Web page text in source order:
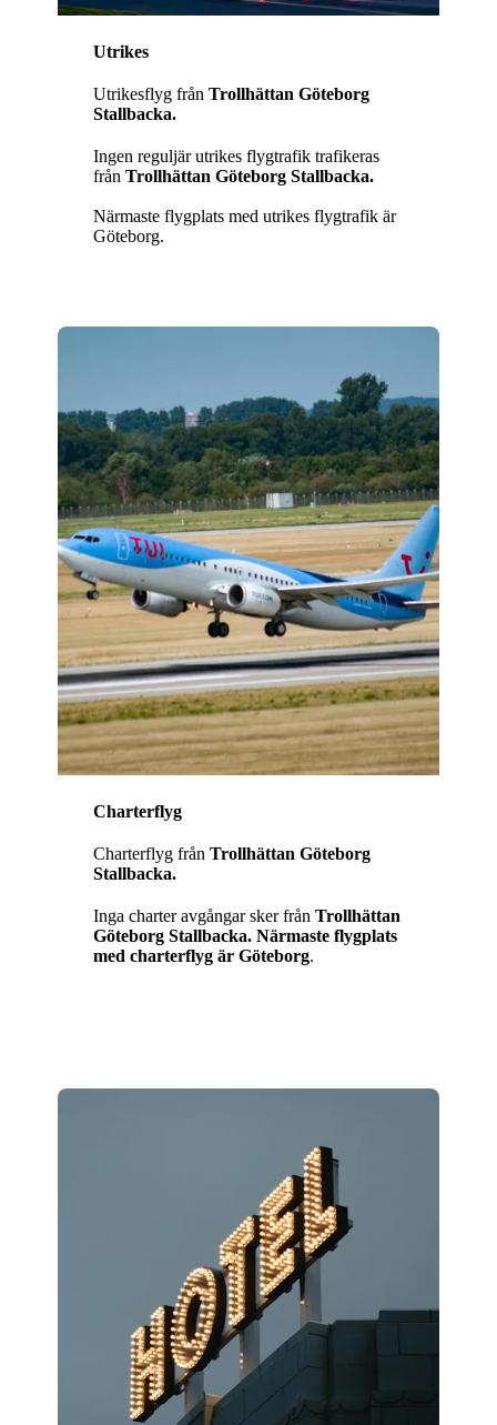
Utrikes
Utrikesflyg frånTrollhättan Göteborg
Stallbacka.
Ingen reguljär utrikes flygtrafik trafikeras
frånTrollhättan Göteborg Stallbacka.
Närmaste flygplats med utrikes flygtrafik är
Göteborg.
Charterflyg
Charterflyg frånTrollhättan Göteborg
Stallbacka.
Inga charter avgångar sker frånTrollhättan
Göteborg Stallbacka. Närmaste flygplats
med charterflyg är Göteborg.